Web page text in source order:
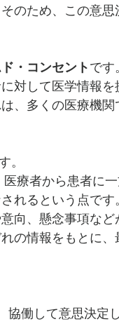
のため、この意
・コンセント です
対して医学情報
、多くの医療機
。
療者から患者に
れるという点で
向、懸念事項な
の情報をもとに
協働して意思決定